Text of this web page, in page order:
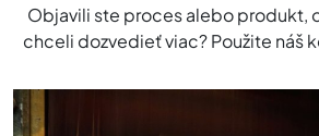
Objavili ste proces alebo produkt,
chceli dozvedieť viac? Použite náš